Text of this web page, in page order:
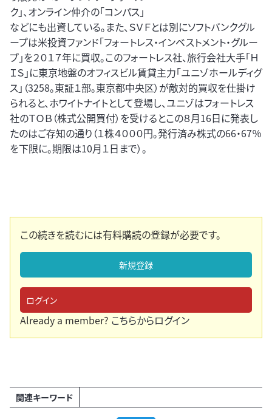
ク」、オンライン仲介の「コンパス」
などにも出資している。また、ＳＶＦとは別にソフトバンクグル
ープは米投資ファンド「フォートレス・インベストメント・グルー
プ」を２０１７年に買収。このフォートレス社、旅行会社大手「Ｈ
ＩＳ」に東京地盤のオフィスビル賃貸主力「ユニゾホールディグ
ス」（3258。東証１部。東京都中央区）が敵対的買収を仕掛け
られると、ホワイトナイトとして登場し、ユニゾはフォートレス
社のＴＯＢ（株式公開買付）を受けるとこの８月16日に発表し
たのはご存知の通り（１株４０００円。発行済み株式の66・67％
を下限に。期限は10月１日まで）。
この続きを読むには有料購読の登録が必要です。
新規登録
ログイン
Already a member? こちらからログイン
関連キーワード